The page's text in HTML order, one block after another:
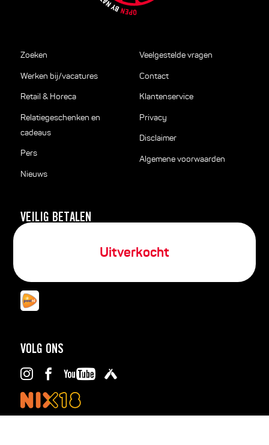
Uitverkocht
Zoeken
Werken bij/vacatures
Retail & Horeca
Relatiegeschenken en
cadeaus
Pers
Nieuws
Veelgestelde vragen
Contact
Klantenservice
Privacy
Disclaimer
Algemene voorwaarden
VEILIG BETALEN
SNEL THUISBEZORGD
VOLG ONS